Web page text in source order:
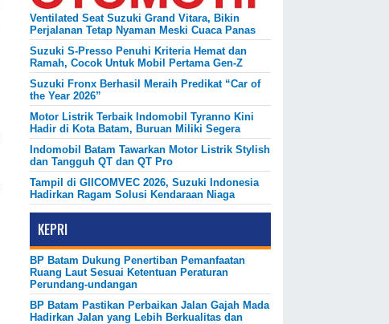
Ventilated Seat Suzuki Grand Vitara, Bikin
Perjalanan Tetap Nyaman Meski Cuaca Panas
Suzuki S-Presso Penuhi Kriteria Hemat dan
Ramah, Cocok Untuk Mobil Pertama Gen-Z
Suzuki Fronx Berhasil Meraih Predikat “Car of
the Year 2026”
Motor Listrik Terbaik Indomobil Tyranno Kini
Hadir di Kota Batam, Buruan Miliki Segera
Indomobil Batam Tawarkan Motor Listrik Stylish
dan Tangguh QT dan QT Pro
Tampil di GIICOMVEC 2026, Suzuki Indonesia
Hadirkan Ragam Solusi Kendaraan Niaga
KEPRI
BP Batam Dukung Penertiban Pemanfaatan
Ruang Laut Sesuai Ketentuan Peraturan
Perundang-undangan
BP Batam Pastikan Perbaikan Jalan Gajah Mada
Hadirkan Jalan yang Lebih Berkualitas dan